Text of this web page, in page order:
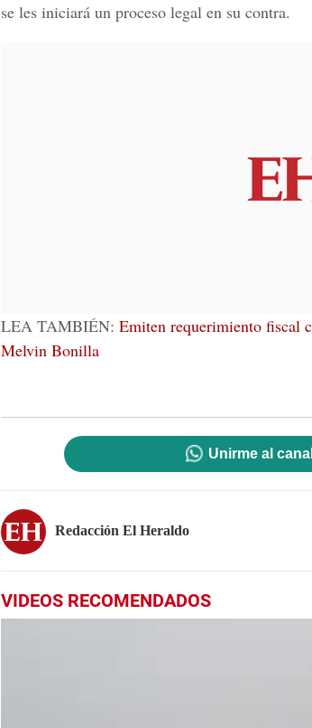
se les iniciará un proceso legal en su contra.
LEA TAMBIÉN: Emiten requerimiento fiscal
Melvin Bonilla
Unirme al
Redacción El Heraldo
VIDEOS RECOMENDADOS